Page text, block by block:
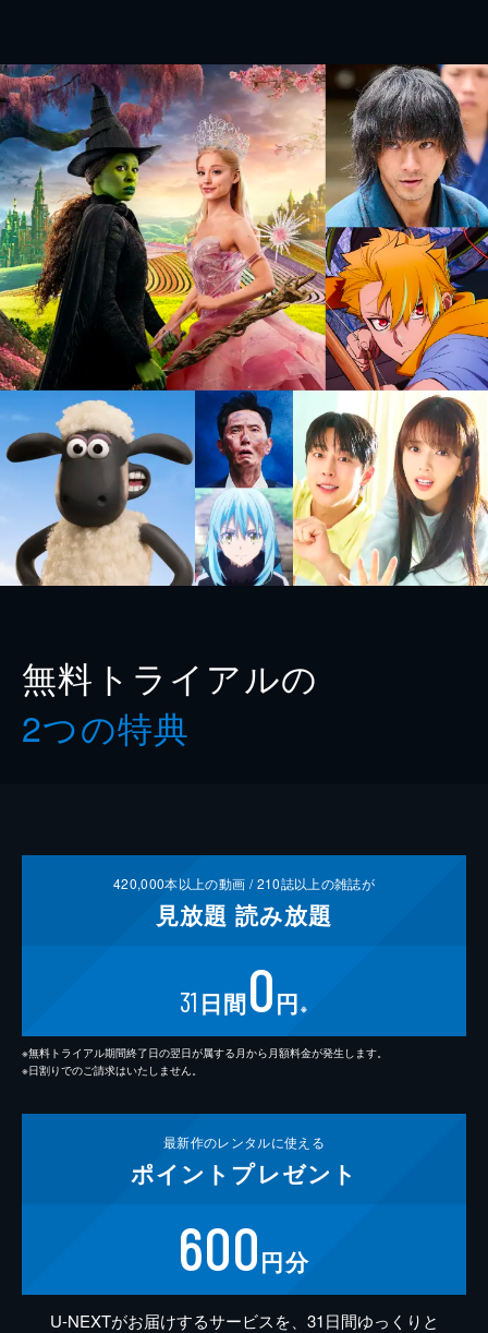
無料トライアルの
2つの特典
420,000本以上の動画 /210誌以上の雑誌が
見放題 読み放題
31 日間0円 ※
※無料トライアル期間終了日の翌日が属する月から月額料金が発生します。
※日割りでのご請求はいたしません。
最新作のレンタルに使える
ポイント プレゼント
600円分
U-NEXTがお届けするサービスを、31日間ゆっくりと